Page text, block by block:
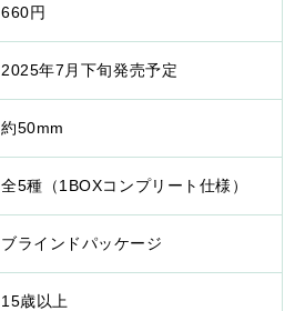
660円
2025年7月下旬発売予定
約50mm
全5種（1BOXコンプリート仕様）
ブラインドパッケージ
15歳以上